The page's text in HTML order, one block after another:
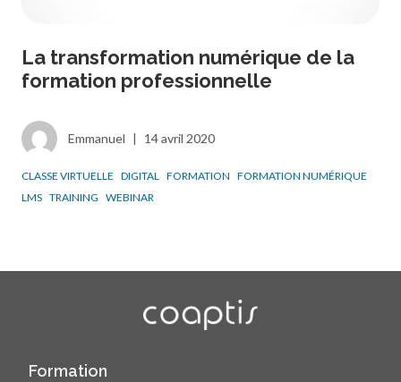
La transformation numérique de la
formation professionnelle
Emmanuel | 14 avril 2020
CLASSE VIRTUELLE DIGITAL FORMATION FORMATION NUMÉRIQUE
LMS TRAINING WEBINAR
Formation